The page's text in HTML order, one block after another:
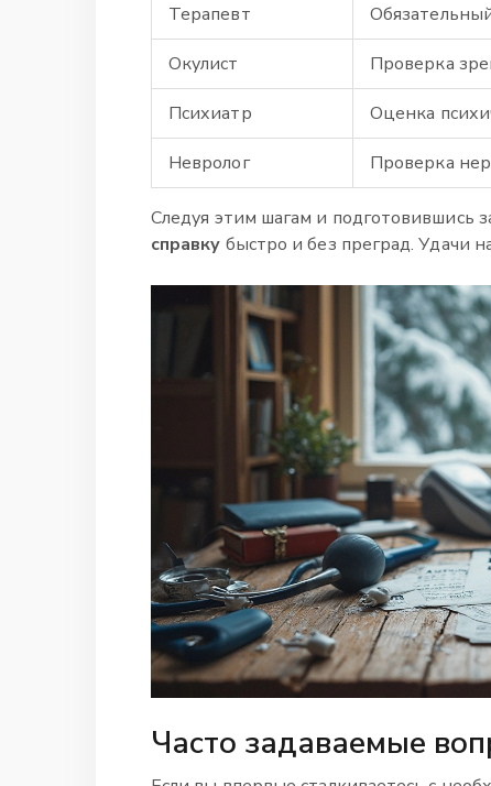
Терапевт
Окулист Проверка
Психиатр Оценка
Невролог Проверка
Следуя этим шагам и подготовившись
справку быстро и без преград. Удачи
Часто задаваемые